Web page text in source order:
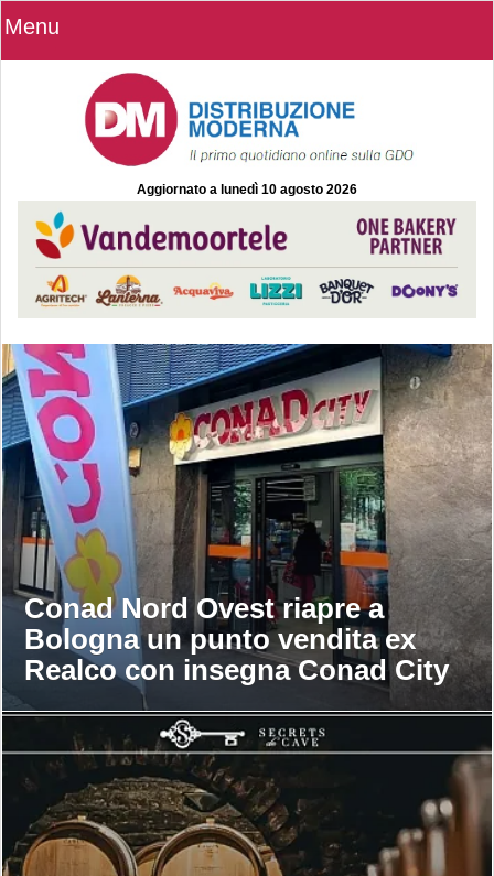
Menu
Aggiornato a lunedì 10 agosto 2026
Conad Nord Ovest riapre a
Bologna un punto vendita ex
Realco con insegna Conad City